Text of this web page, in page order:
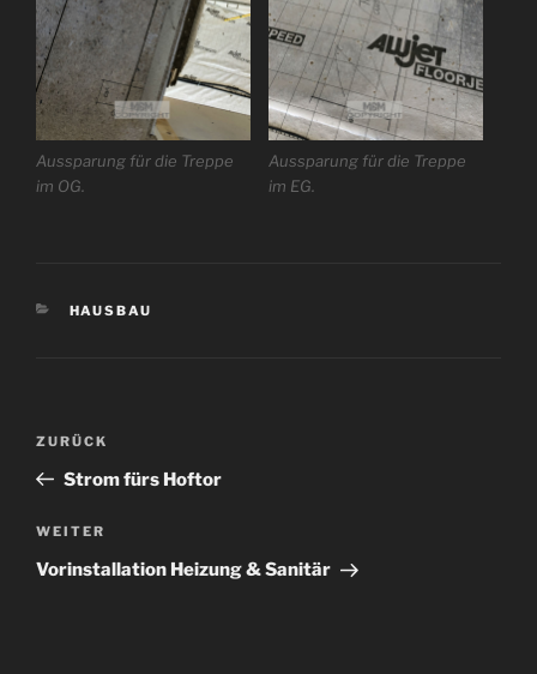
Aussparung für die Treppe
im OG.
Aussparung für die Treppe
im EG.
KATEGORIEN
HAUSBAU
Beitragsnavigation
Vorheriger
Beitrag
ZURÜCK
Strom fürs Hoftor
Nächster
Beitrag
WEITER
Vorinstallation Heizung & Sanitär